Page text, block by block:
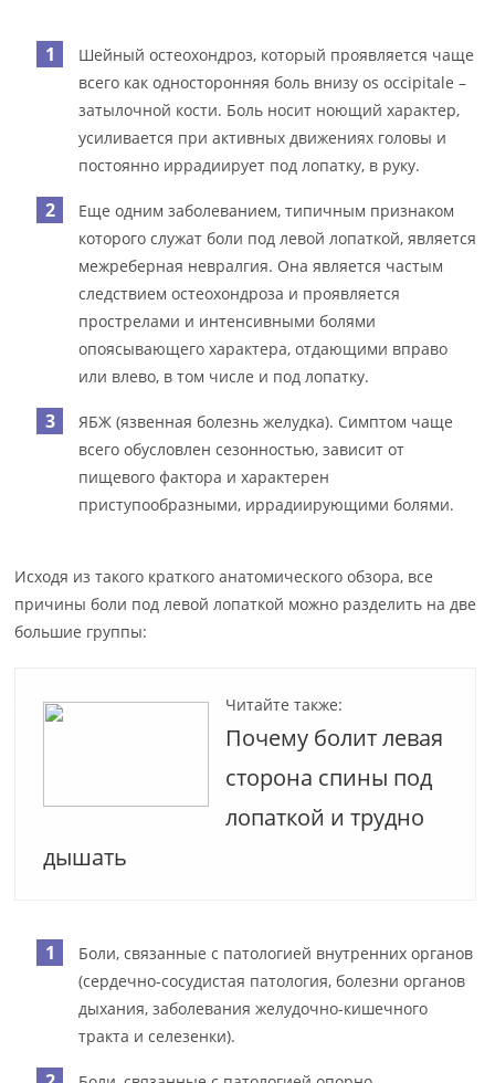
Шейный остеохондроз, который проявляется чаще
всего как односторонняя боль внизу os occipitale –
затылочной кости. Боль носит ноющий характер,
усиливается при активных движениях головы и
постоянно иррадиирует под лопатку, в руку.
Еще одним заболеванием, типичным признаком
которого служат боли под левой лопаткой, является
межреберная невралгия. Она является частым
следствием остеохондроза и проявляется
прострелами и интенсивными болями
опоясывающего характера, отдающими вправо
или влево, в том числе и под лопатку.
ЯБЖ (язвенная болезнь желудка). Симптом чаще
всего обусловлен сезонностью, зависит от
пищевого фактора и характерен
приступообразными, иррадиирующими болями.
Исходя из такого краткого анатомического обзора, все
причины боли под левой лопаткой можно разделить на две
большие группы:
Читайте также:
Почему болит левая
сторона спины под
лопаткой и трудно
дышать
Боли, связанные с патологией внутренних органов
(сердечно-сосудистая патология, болезни органов
дыхания, заболевания желудочно-кишечного
тракта и селезенки).